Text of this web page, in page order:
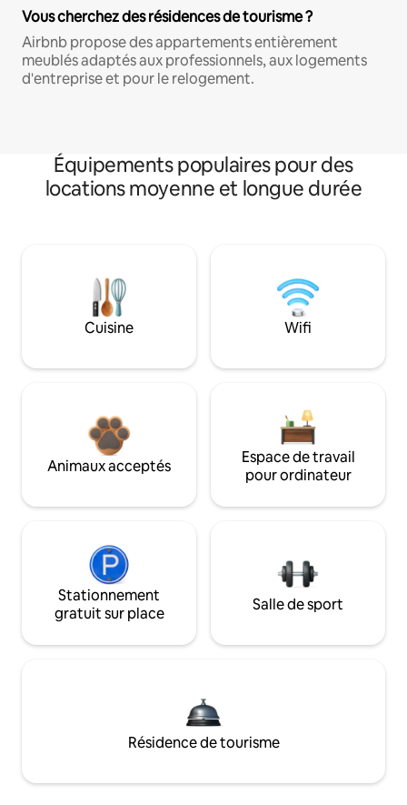
Vous cherchez des résidences de tourisme ?
Airbnb propose des appartements entièrement
meublés adaptés aux professionnels, aux logements
d'entreprise et pour le relogement.
Équipements populaires pour des
locations moyenne et longue durée
Cuisine Wifi
Animaux acceptés
Espace de travail
pour ordinateur
Stationnement
gratuit sur place
Salle de sport
Résidence de tourisme